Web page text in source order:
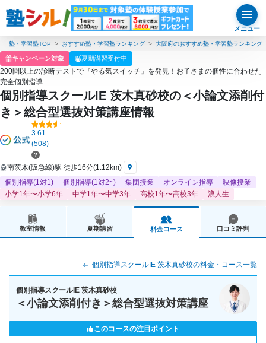
メニュー
塾・学習塾TOP おすすめ塾・学習塾ランキング 大阪府のおすすめ塾・学習塾ランキング
キャンペーン対象 夏期講習受付中
200問以上の診断テストで『やる気スイッチ』を発見！お子さまの個性に合わせた
完全個別指導
個別指導スクールIE 茨木真砂校の＜小論文添削付
き＞総合型選抜対策講座情報
3.61
(508)
南茨木(阪急線)駅 徒歩16分(1.12km)
個別指導(1対1)
個別指導(1対2~) 集団授業 オンライン指導
映像授業
小学1年〜小学6年
中学1年〜中学3年 高校1年〜高校3年 浪人生
教室情報 夏期講習 料金コース 口コミ評判
個別指導スクールIE 茨木真砂校の料金・コース一覧
個別指導スクールIE 茨木真砂校
＜小論文添削付き＞総合型選抜対策講座
このコースの注目ポイント